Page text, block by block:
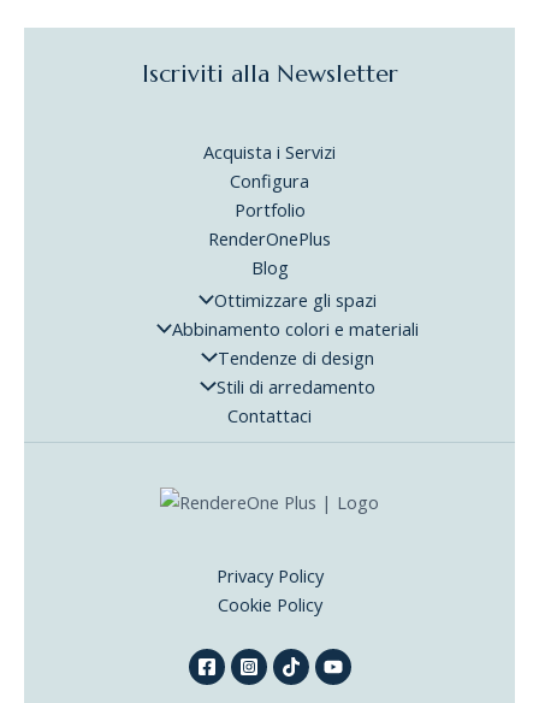
Iscriviti alla Newsletter
Acquista i Servizi
Configura
Portfolio
RenderOnePlus
Blog
Ottimizzare gli spazi
Abbinamento colori e materiali
Tendenze di design
Stili di arredamento
Contattaci
Privacy Policy
Cookie Policy